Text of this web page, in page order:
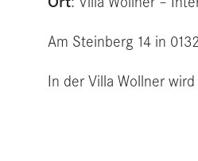
Am Steinberg 14 in
In der Villa Wollner